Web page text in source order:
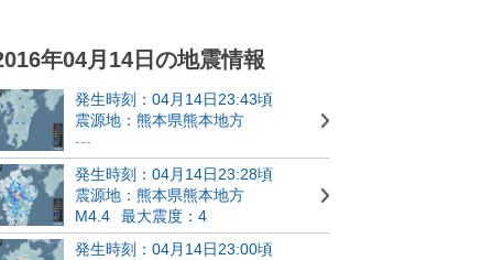
年04月14日の地震情報
発生時刻：04月14日23:43頃
震源地：熊本県熊本地方
---
発生時刻：04月14日23:28頃
震源地：熊本県熊本地方
M4.4
最大震度：4
発生時刻：04月14日23:00頃